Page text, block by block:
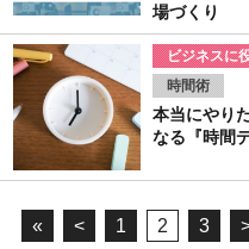
場づくり
ビジネスに
時間術
本当にやり
なる『時間
« < 1 2 3